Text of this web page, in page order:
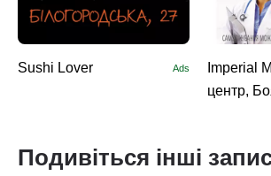
Sushi Lоver Ads
Imperial
центр,
Подивіться інші